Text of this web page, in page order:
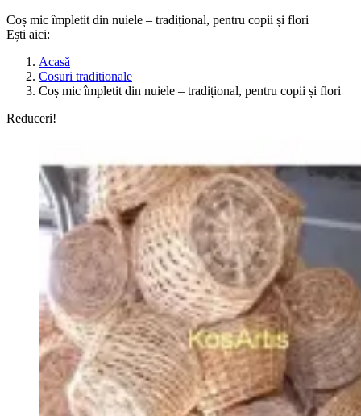
Coș mic împletit din nuiele – tradițional, pentru copii și flori
Ești aici:
Acasă
Cosuri traditionale
Coș mic împletit din nuiele – tradițional, pentru copii și flori
Reduceri!